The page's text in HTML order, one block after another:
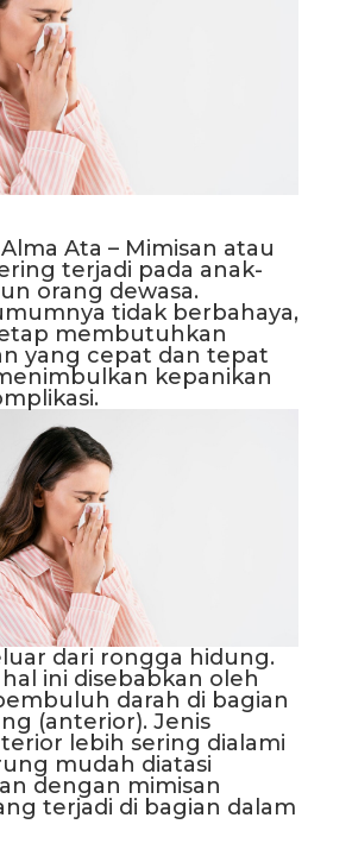
Ata – Mimisan atau
terjadi pada anak-
orang dewasa.
tidak berbahaya,
membutuhkan
yang cepat dan tepat
kepanikan
dari rongga hidung.
ini disebabkan oleh
darah di bagian
(anterior). Jenis
lebih sering dialami
mudah diatasi
dengan mimisan
terjadi di bagian dalam